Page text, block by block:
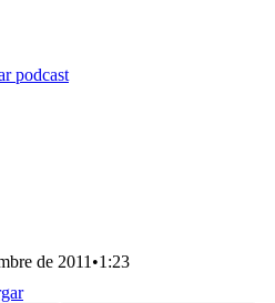
podcast
de 2011 •1:23